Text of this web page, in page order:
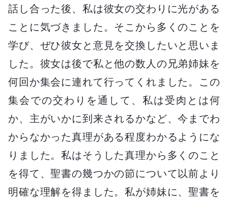
話し合った後、私は彼女の交わりに光がある
ことに気づきました。そこから多くのことを
学び、ぜひ彼女と意見を交換したいと思いま
した。彼女は後で私と他の数人の兄弟姉妹を
何回か集会に連れて行ってくれました。この
集会での交わりを通して、私は受肉とは何
か、主がいかに到来されるかなど、今までわ
からなかった真理がある程度わかるようにな
りました。私はそうした真理から多くのこと
を得て、聖書の幾つかの節について以前より
明確な理解を得ました。私が姉妹に、聖書を